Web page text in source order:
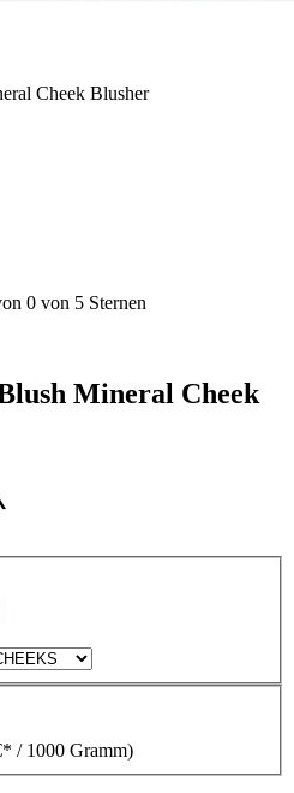
0 von 5 Sternen
Mineral Cheek
/ 1000 Gramm)